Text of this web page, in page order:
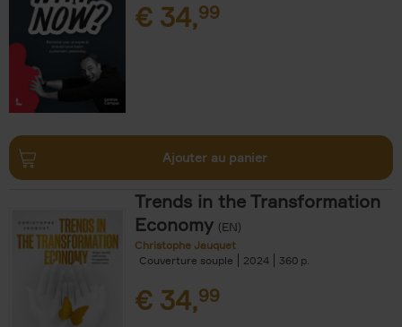
€ 34,99
Ajouter au panier
Trends in the Transformation
Economy (EN)
Christophe Jauquet
Couverture souple
2024 360
€ 34,99